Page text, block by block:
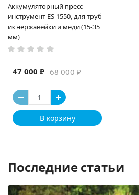
Аккумуляторный пресс-
инструмент ES-1550, для труб
из нержавейки и меди (15-35
мм)
68 000 ₽
47 000 ₽
В корзину
Последние статьи